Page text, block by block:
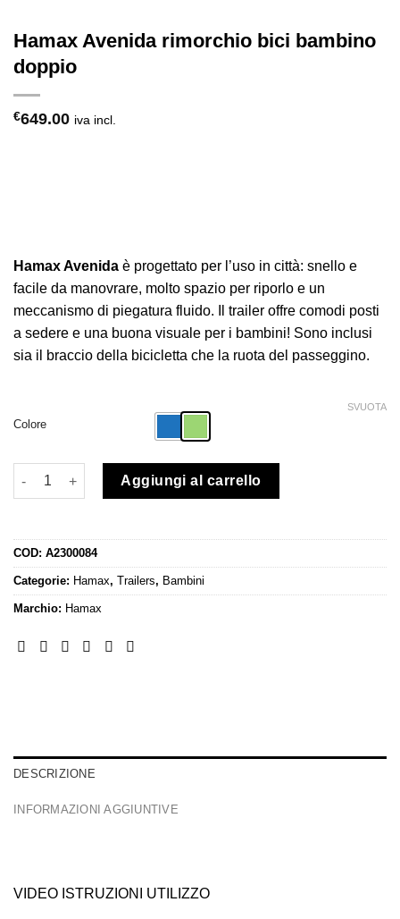
Hamax Avenida rimorchio bici bambino
doppio
€649.00 iva incl.
Hamax Avenida è progettato per l’uso in città: snello e
facile da manovrare, molto spazio per riporlo e un
meccanismo di piegatura fluido. Il trailer offre comodi posti
a sedere e una buona visuale per i bambini! Sono inclusi
sia il braccio della bicicletta che la ruota del passeggino.
Colore
SVUOTA
Aggiungi al carrello
COD: A2300084
Categorie: Hamax, Trailers, Bambini
Marchio: Hamax
DESCRIZIONE
INFORMAZIONI AGGIUNTIVE
VIDEO ISTRUZIONI UTILIZZO